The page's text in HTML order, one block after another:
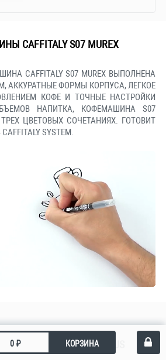
₽ КОРЗИНА
CAFFITALY S07 MUREX
CAFFITALY S07 MUREX ВЫПОЛНЕНА
АККУРАТНЫЕ ФОРМЫ КОРПУСА, ЛЕГКОЕ
КОФЕ И ТОЧНЫЕ НАСТРОЙКИ
НАПИТКА, КОФЕМАШИНА S07
ЦВЕТОВЫХ СОЧЕТАНИЯХ. ГОТОВИТ
SYSTEM.
CAFFITALY S06 NAUTILUS